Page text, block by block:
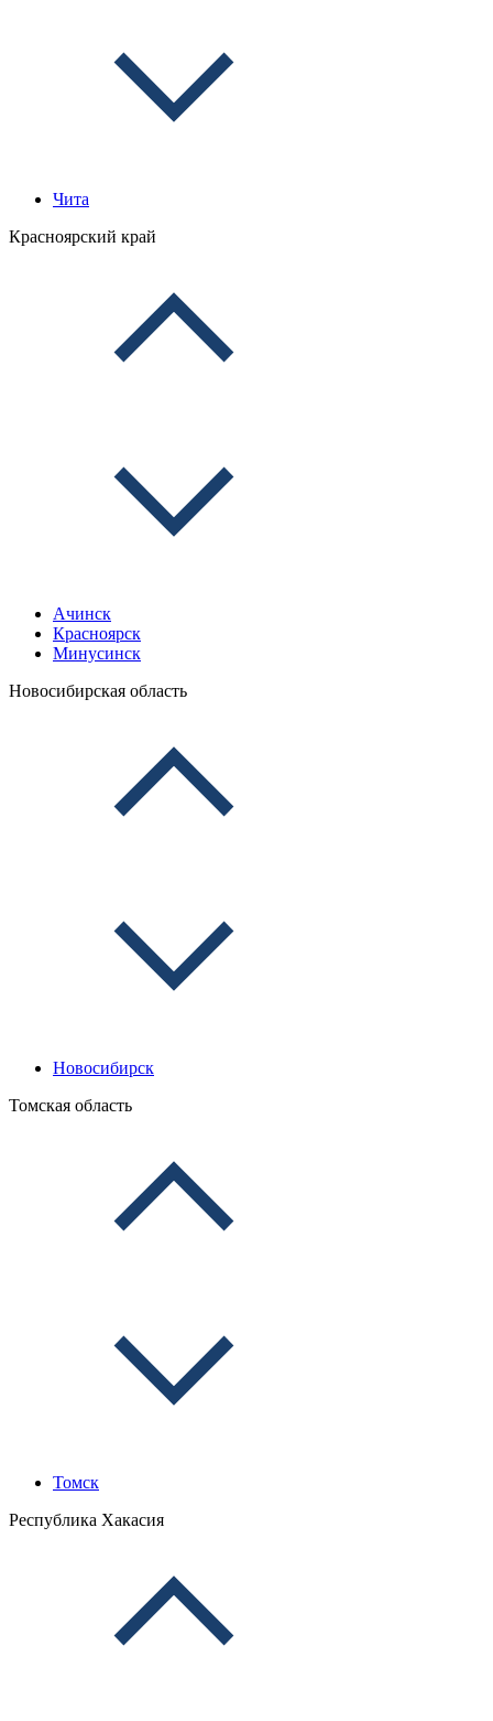
Чита
Красноярский край
Ачинск
Красноярск
Минусинск
Новосибирская область
Новосибирск
Томская область
Томск
Республика Хакасия